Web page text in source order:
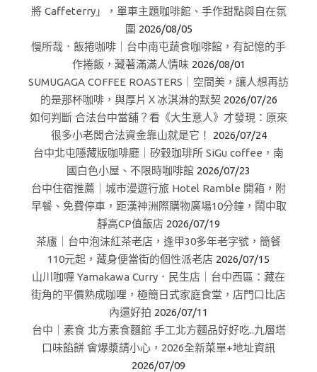
將 Caffeterry」，單車主題咖啡館、手作甜點與自在氛
圍 2026/08/05
慢所哉．飯捲咖啡｜台中南屯蔬食咖啡館，有記憶的手
作捲飯，藏著滿滿人情味 2026/08/01
SUMUGAGA COFFEE ROASTERS｜空間美，讓人想再訪
的是那杯咖啡，與厚片Ｘ冰淇淋的默契 2026/07/26
如何判斷 合法台中當舖？看《大生意人》才發現：原來
很多小老闆合法資金靠山就是它！
2026/07/24
台中北屯隱藏版咖啡廳｜矽穀珈琲所 SiGu coffee，南
國白色小屋、不限時咖啡館 2026/07/23
台中住宿推薦｜城市漫遊行旅 Hotel Ramble 開箱，附
早餐、免費停車，距漢神洲際購物廣場10分鐘，鬧中取
靜高CP值飯店 2026/07/19
茶廬｜台中泡沫紅茶老店，逢甲30多年老字號，簡餐
110元起，藏身便當街的個性派老店 2026/07/15
山川咖喱 Yamakawa Curry．民生店｜台中西區：藏在
街角的平價熟成咖哩，極簡日式家庭食堂，店門口比店
內還好拍 2026/07/11
台中｜素食 北方素食麵館 手工北方麵品好好吃..九層塔
口味餡餅 會爆漿請小心，2026全新菜單+地址資訊
2026/07/09